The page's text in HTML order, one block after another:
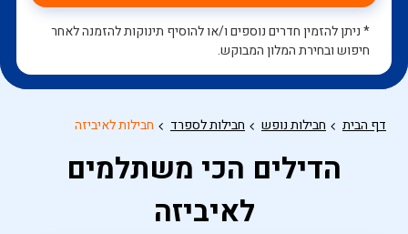
* ניתן להזמין חדרים נוספים ו/או להוסיף תינוקות להזמנה לאחר
חיפוש ובחירת המלון המבוקש.
דף הבית חבילות נופש חבילות לספרד חבילות לאיביזה
הדילים הכי משתלמים
לאיביזה